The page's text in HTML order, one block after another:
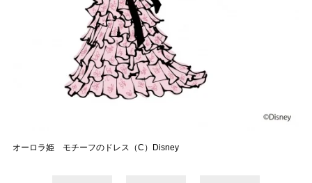
オーロラ姫 モチーフのドレス（C）Disney